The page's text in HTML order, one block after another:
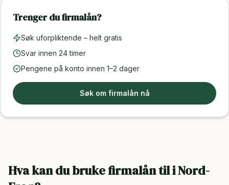
Trenger du firmalån?
Søk uforpliktende – helt gratis
Svar innen 24 timer
Pengene på konto innen 1–2 dager
Søk om firmalån nå
Hva kan du bruke firmalån til iNord-